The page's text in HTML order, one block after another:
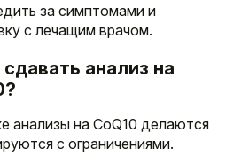
за симптомами и
с лечащим врачом.
анализ на
анализы на CoQ10 делаются
с ограничениями.